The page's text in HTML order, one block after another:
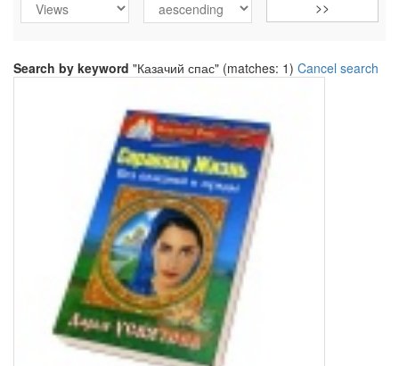
Search by keyword "Казачий спас" (matches: 1) Cancel search